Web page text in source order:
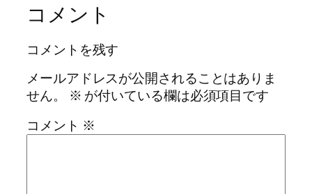
コメント
コメントを残す
メールアドレスが公開されることはありま
せん。
※ が付いている欄は必須項目です
コメント ※